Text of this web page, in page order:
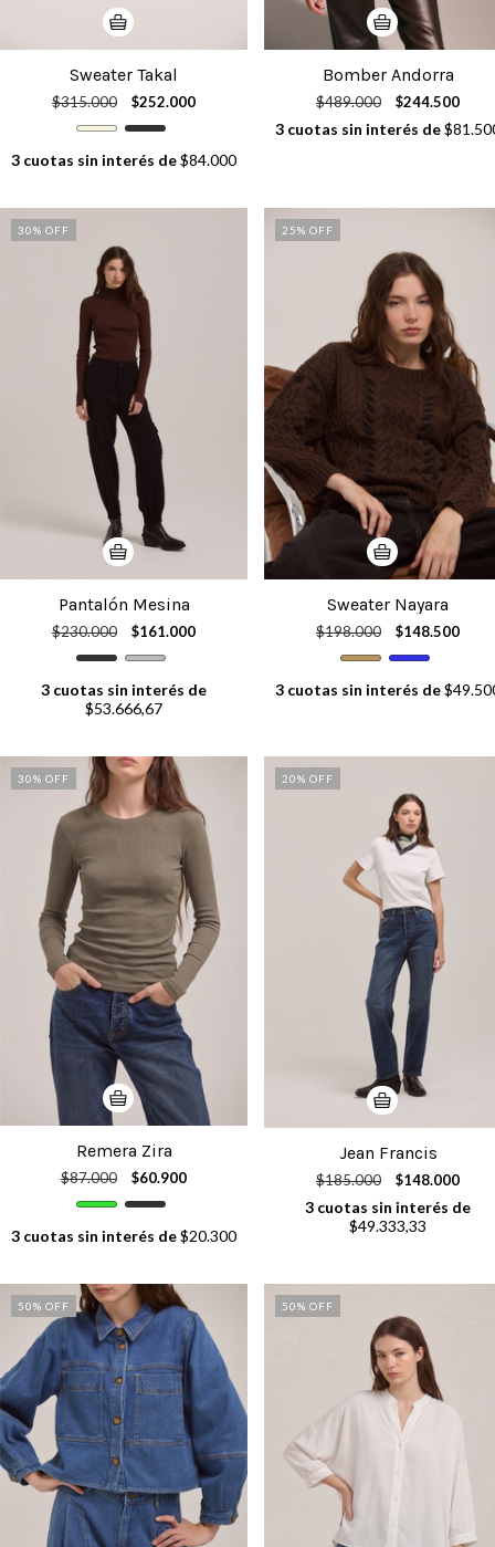
Sweater Takal
$315.000 $252.000
3 cuotas sin interés de$84.000
Bomber Andorra
$489.000 $244.500
3 cuotas sin interés de
30% OFF
Pantalón Mesina
$230.000 $161.000
3 cuotas sin interés de
$53.666,67
25% OFF
Sweater Nayara
$198.000 $148.500
3 cuotas sin interés de
30% OFF
Remera Zira
$87.000 $60.900
3 cuotas sin interés de$20.300
20% OFF
Jean Francis
$185.000 $148.000
3 cuotas sin interés de
$49.333,33
50% OFF 50% OFF